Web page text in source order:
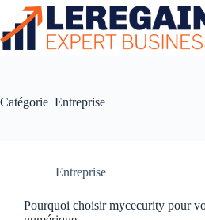
Passer
contenu
Catégorie Entreprise
Entreprise
Pourquoi choisir mycecurity pour